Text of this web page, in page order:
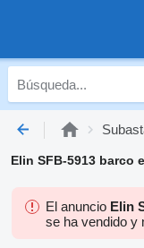
Elin SFB-5913 barco
El anuncio Elin
se ha vendido y